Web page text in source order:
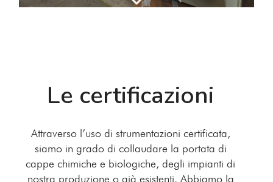
Le certificazioni
Attraverso l’uso di strumentazioni certificata,
siamo in grado di collaudare la portata di
cappe chimiche e biologiche, degli impianti di
nostra produzione o già esistenti. Abbiamo la